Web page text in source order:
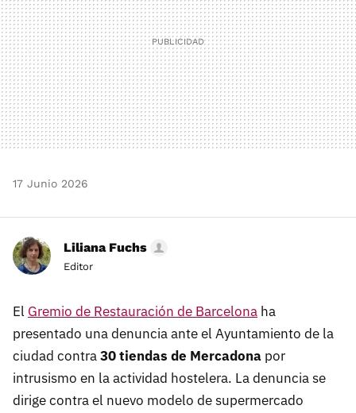
17 Junio 2026
Liliana Fuchs
Editor
El Gremio de Restauración de Barcelona ha
presentado una denuncia ante el Ayuntamiento de la
ciudad contra30 tiendas de Mercadona por
intrusismo en la actividad hostelera. La denuncia se
dirige contra el nuevo modelo de supermercado